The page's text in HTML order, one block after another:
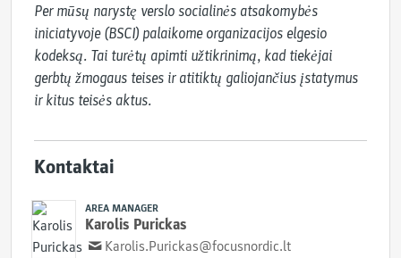
Per mūsų narystę verslo socialinės atsakomybės
iniciatyvoje (BSCI) palaikome organizacijos elgesio
kodeksą. Tai turėtų apimti užtikrinimą, kad tiekėjai
gerbtų žmogaus teises ir atitiktų galiojančius įstatymus
ir kitus teisės aktus.
Kontaktai
AREA MANAGER
Karolis Purickas
Karolis.Purickas@focusnordic.lt